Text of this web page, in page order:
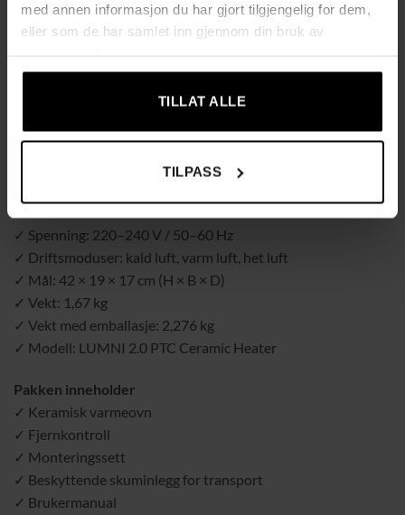
med annen informasjon du har gjort tilgjengelig for dem,
eller som de har samlet inn gjennom din bruk av
TILLAT ALLE
TILPASS
hurtigvarmende
✓ Leveres i sikker emballasje med beskyttende skum – også
Tekniske data
✓ Spenning: 220–240 V / 50–60 Hz
✓ Driftsmoduser: kald luft, varm luft, het luft
✓ Mål: 42 × 19 × 17 cm (H × B × D)
✓ Vekt: 1,67 kg
✓ Vekt med emballasje: 2,276 kg
✓ Modell: LUMNI 2.0 PTC Ceramic Heater
Pakken inneholder
✓ Keramisk varmeovn
✓ Fjernkontroll
✓ Monteringssett
✓ Beskyttende skuminlegg for transport
✓ Brukermanual